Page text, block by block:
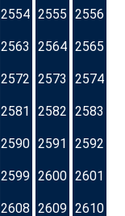
2554 2555 2556
2563 2564 2565
2572 2573 2574
2581 2582 2583
2590 2591 2592
2599 2600 2601
2608 2609 2610